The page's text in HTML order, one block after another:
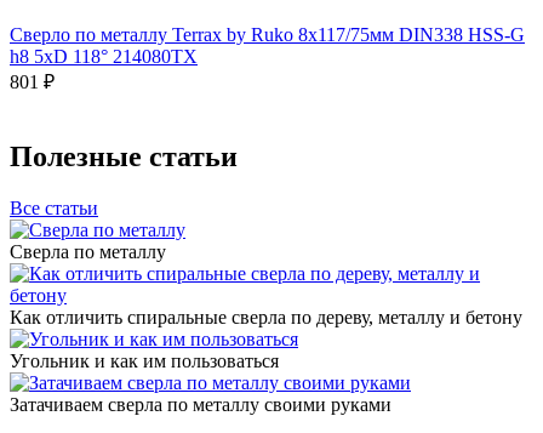
Сверло по металлу Terrax by Ruko 8x117/75мм DIN338 HSS-G
h8 5xD 118° 214080TX
801 ₽
Полезные статьи
Все статьи
Сверла по металлу
Как отличить спиральные сверла по дереву, металлу и бетону
Угольник и как им пользоваться
Затачиваем сверла по металлу своими руками